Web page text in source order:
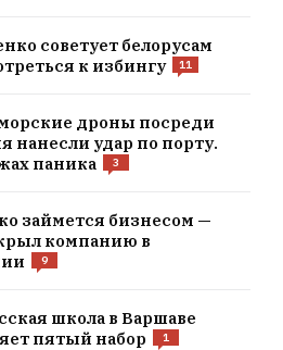
советует белорусам
к избингу
11
дроны посреди
нанесли удар по порту.
паника
3
займется бизнесом —
компанию в
9
школа в Варшаве
пятый набор
1